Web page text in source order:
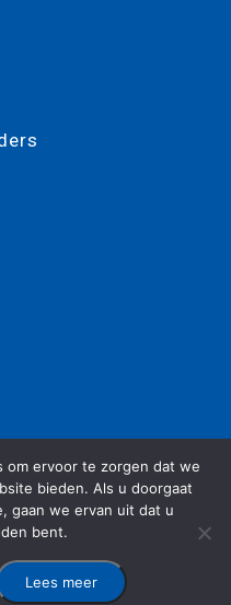
voorbehouden. -Algemene
om ervoor te zorgen dat we
bieden. Als u doorgaat
gaan we ervan uit dat u
bent.
Lees meer